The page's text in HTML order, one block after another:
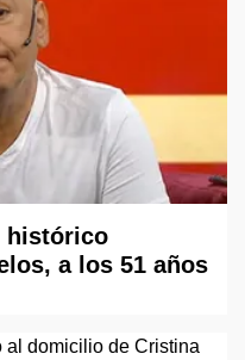
histórico
a los 51 años